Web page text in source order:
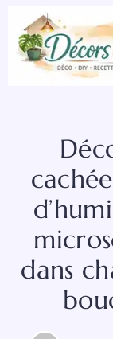
contenu
dans